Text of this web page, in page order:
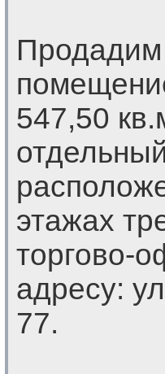
547,50
этажах
торгово-
адресу:
77.